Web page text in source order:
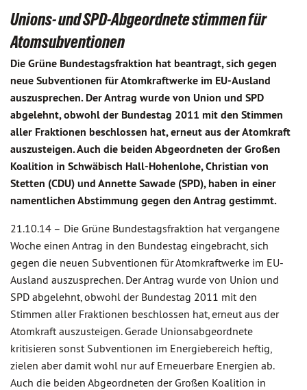
Unions- und SPD-Abgeordnete stimmen für
Atomsubventionen
Die Grüne Bundestagsfraktion hat beantragt, sich gegen
neue Subventionen für Atomkraftwerke im EU-Ausland
auszusprechen. Der Antrag wurde von Union und SPD
abgelehnt, obwohl der Bundestag 2011 mit den Stimmen
aller Fraktionen beschlossen hat, erneut aus der Atomkraft
auszusteigen. Auch die beiden Abgeordneten der Großen
Koalition in Schwäbisch Hall-Hohenlohe, Christian von
Stetten (CDU) und Annette Sawade (SPD), haben in einer
namentlichen Abstimmung gegen den Antrag gestimmt.
21.10.14 – Die Grüne Bundestagsfraktion hat vergangene
Woche einen Antrag in den Bundestag eingebracht, sich
gegen die neuen Subventionen für Atomkraftwerke im EU-
Ausland auszusprechen. Der Antrag wurde von Union und
SPD abgelehnt, obwohl der Bundestag 2011 mit den
Stimmen aller Fraktionen beschlossen hat, erneut aus der
Atomkraft auszusteigen. Gerade Unionsabgeordnete
kritisieren sonst Subventionen im Energiebereich heftig,
zielen aber damit wohl nur auf Erneuerbare Energien ab.
Auch die beiden Abgeordneten der Großen Koalition in